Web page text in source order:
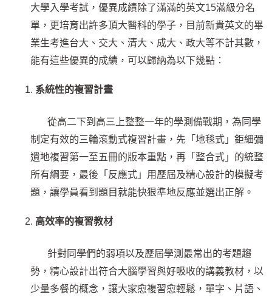
大學入學考試，優異成績除了滿滿的英文15滿級分名
單，更培育出許多頂大醫科的學子，目前新貴英文的畢
業生考進台大、交大、清大、成大、政大等不計其數，
能有這些優異的成績，可以歸納為以下幾點：
系統性的複習計畫
從高二下到高三上整整一年的學測備戰期，為同學
制定有效的三輪滾動式複習計畫，先「地毯式」鉅細彌
遺地複習第一至五冊的版本重點，再「整合式」的統整
所有綱要，最後「反應式」用歷屆及精心設計的模擬考
題，讓學員看到題目就能快狠準地反應並選出正解。
高效率的複習教材
針對同學們的弱項以及歷屆學測最常出的考題趨
勢，精心設計出符合大腦學習與好吸收的講義教材，以
少量多餐的概念，讓大家愈複習愈輕鬆，單字、片語、